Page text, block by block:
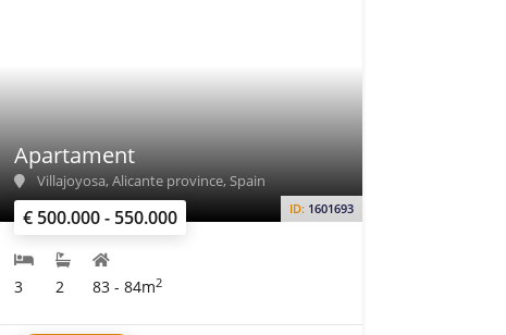
€ 500.000 - 550.000 ID: 1601693
Apartament
Villajoyosa, Alicante province, Spain
3 2 83 - 84m2